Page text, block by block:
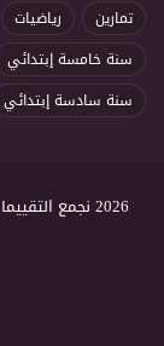
تمارين
رياضيات
سنة خامسة إبتدائي
سنة سادسة إبتدائي
2026 نجمع التقييمات امتحانات دروس و تلاخيص لكل المستويات |